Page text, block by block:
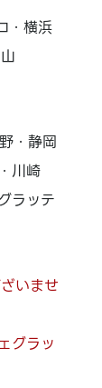
・横浜
・静岡
川崎
ラッテ
いませ
グラッ